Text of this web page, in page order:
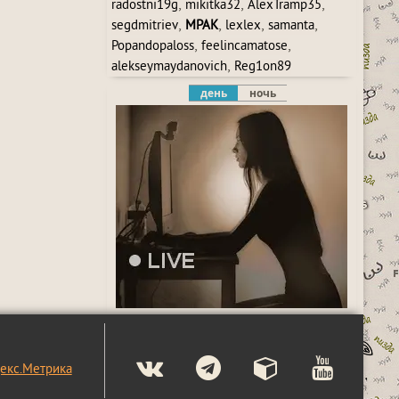
radostni19g, mikitka32, AlexTramp35,
segdmitriev, MPAK, lexlex, samanta,
Popandopaloss, feelincamatose,
alekseymaydanovich, Reg1on89
день ночь